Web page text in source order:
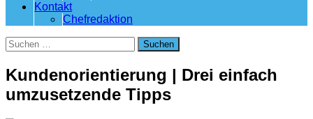
Kontakt
Chefredaktion
Suchen
nach:
Kundenorientierung | Drei einfach
umzusetzende Tipps